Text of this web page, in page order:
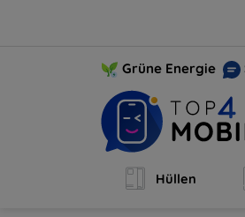
Grüne Energie
Hüllen